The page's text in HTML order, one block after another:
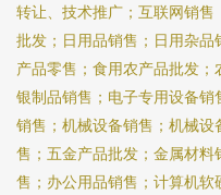
转让、技术推广；互联网销
批发；日用品销售；日用杂
产品零售；食用农产品批发
银制品销售；电子专用设备
销售；机械设备销售；机械
售；五金产品批发；金属材
售；办公用品销售；计算机